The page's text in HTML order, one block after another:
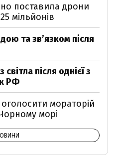
поставила дрони
мільйонів
та звʼязком після
після однієї з
РФ
мораторій
морі